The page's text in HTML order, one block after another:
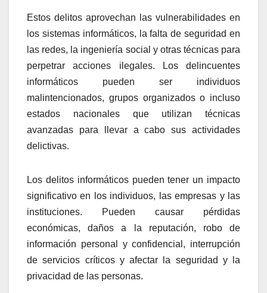
Estos delitos aprovechan las vulnerabilidades en
los sistemas informáticos, la falta de seguridad en
las redes, la ingeniería social y otras técnicas para
perpetrar acciones ilegales. Los delincuentes
informáticos pueden ser individuos
malintencionados, grupos organizados o incluso
estados nacionales que utilizan técnicas
avanzadas para llevar a cabo sus actividades
delictivas.
Los delitos informáticos pueden tener un impacto
significativo en los individuos, las empresas y las
instituciones. Pueden causar pérdidas
económicas, daños a la reputación, robo de
información personal y confidencial, interrupción
de servicios críticos y afectar la seguridad y la
privacidad de las personas.